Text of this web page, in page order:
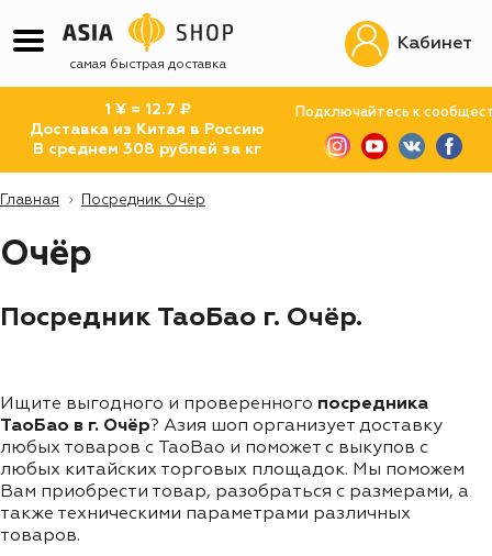
самая быстрая доставка
1 ¥ = 12.7 ₽
Доставка из Китая в Россию
В среднем 308 рублей за кг
Подключайтесь к
Кабинет
Главная Посредник Очёр
Очёр
Посредник ТаоБао г. Очёр.
Ищите выгодного и проверенного посредника
ТаоБао в г. Очёр? Азия шоп организует доставку
любых товаров с TaoBao и поможет с выкупов с
любых китайских торговых площадок. Мы поможем
Вам приобрести товар, разобраться с размерами, а
также техническими параметрами различных
товаров.